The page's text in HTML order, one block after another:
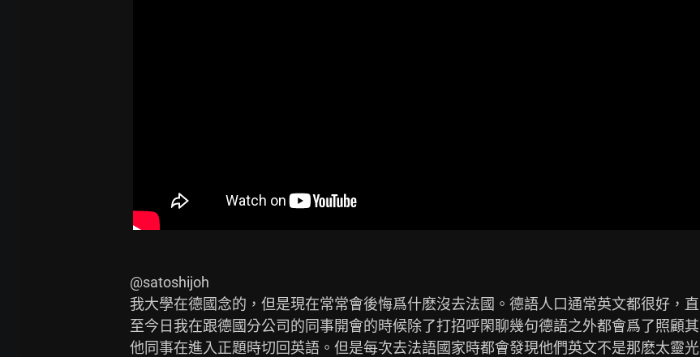
@satoshijoh
我大學在德國念的，但是現在常常會後悔爲什麽沒去法國。德語人口通常英文都很好，直
至今日我在跟德國分公司的同事開會的時候除了打招呼閑聊幾句德語之外都會爲了照顧其
他同事在進入正題時切回英語。但是每次去法語國家時都會發現他們英文不是那麽太靈光